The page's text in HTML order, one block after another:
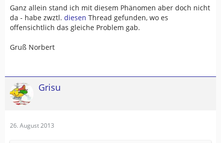
Ganz allein stand ich mit diesem Phänomen aber doch nicht
da - habe zwztl. diesen Thread gefunden, wo es
offensichtlich das gleiche Problem gab.
Gruß Norbert
Grisu
26. August 2013